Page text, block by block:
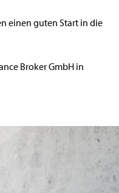
einen guten Start in die
Broker GmbH in